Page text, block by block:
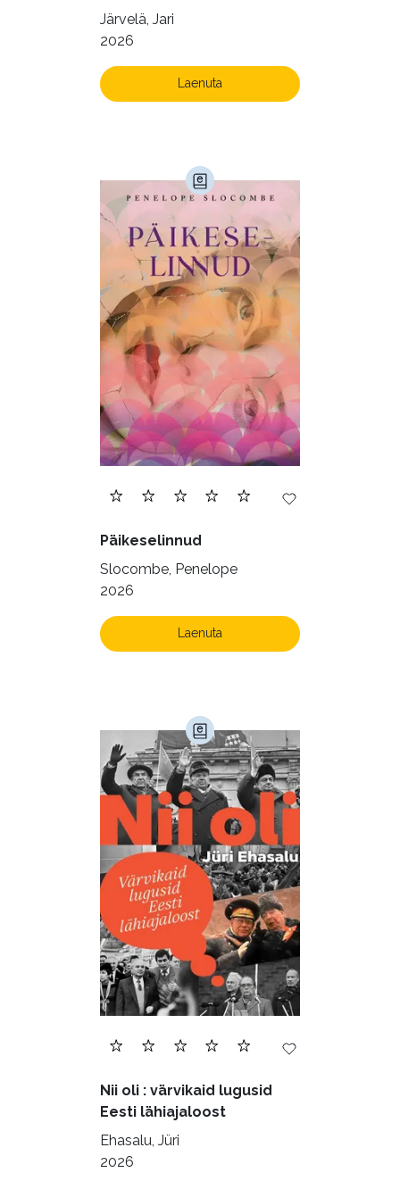
Järvelä, Jari
2026
Laenuta
Päikeselinnud
Slocombe, Penelope
2026
Laenuta
Nii oli : värvikaid lugusid
Eesti lähiajaloost
Ehasalu, Jüri
2026